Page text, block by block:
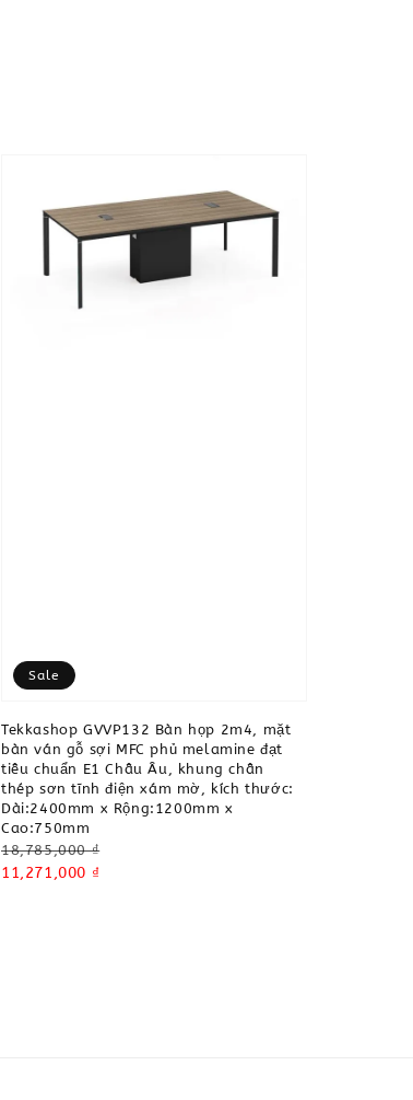
Sale
Tekkashop GVVP132 Bàn họp 2m4, mặt
bàn ván gỗ sợi MFC phủ melamine đạt
tiêu chuẩn E1 Châu Âu, khung chân
thép sơn tĩnh điện xám mờ, kích thước:
Dài:2400mm x Rộng:1200mm x
Cao:750mm
Regular
price
18,785,000 ₫
Sale
11,271,000 ₫